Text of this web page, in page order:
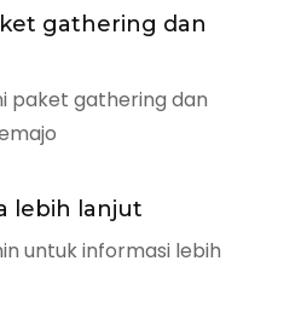
gathering dan
paket gathering dan
lebih lanjut
untuk informasi lebih